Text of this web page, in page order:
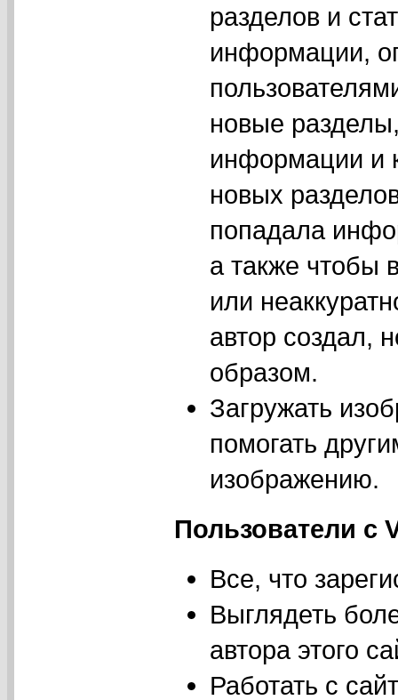
разделов и
информации,
новые
информации и
новых
попадала
а также чтобы
или
автор создал,
образом.
Загружать
помогать
изображению.
Пользователи с
Все, что
Выглядеть
автора этого
Работать с